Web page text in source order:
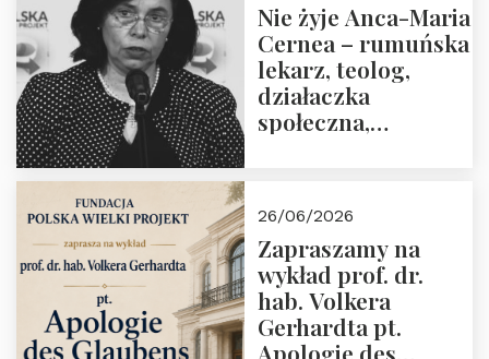
Nie żyje Anca-Maria
Cernea – rumuńska
lekarz, teolog,
działaczka
społeczna,
przez Fundację
Polska Wielki
Projekt
26/06/2026
Zapraszamy na
wykład prof. dr.
hab. Volkera
Gerhardta pt.
Apologie des